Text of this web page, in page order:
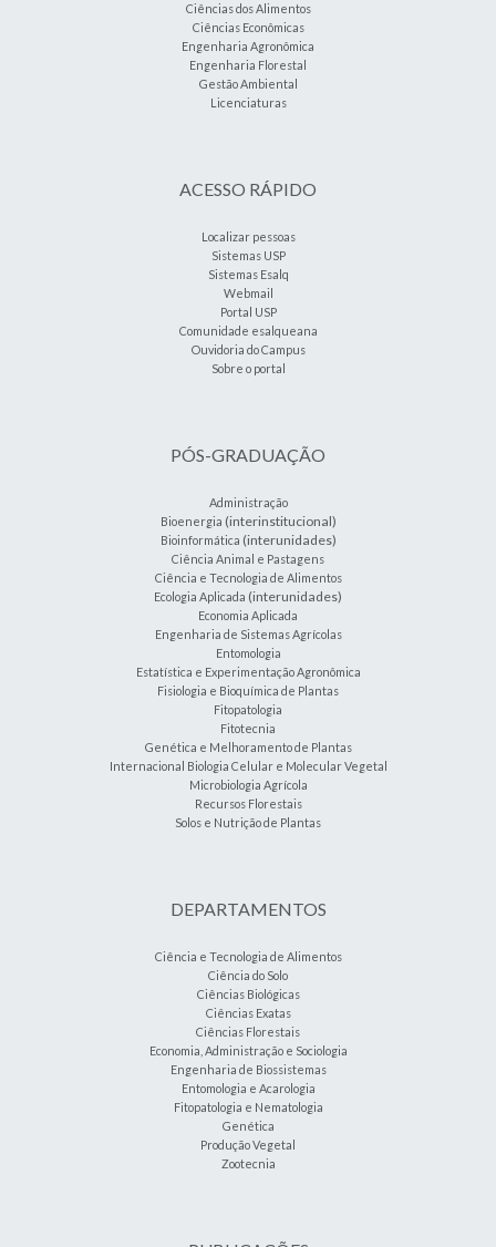
Ciências dos Alimentos
Ciências Econômicas
Engenharia Agronômica
Engenharia Florestal
Gestão Ambiental
Licenciaturas
ACESSO RÁPIDO
Localizar pessoas
Sistemas USP
Sistemas Esalq
Webmail
Portal USP
Comunidade esalqueana
Ouvidoria do Campus
Sobre o portal
PÓS-GRADUAÇÃO
Administração
Bioenergia (interinstitucional)
Bioinformática (interunidades)
Ciência Animal e Pastagens
Ciência e Tecnologia de Alimentos
Ecologia Aplicada (interunidades)
Economia Aplicada
Engenharia de Sistemas Agrícolas
Entomologia
Estatística e Experimentação Agronômica
Fisiologia e Bioquímica de Plantas
Fitopatologia
Fitotecnia
Genética e Melhoramento de Plantas
Internacional Biologia Celular e Molecular Vegetal
Microbiologia Agrícola
Recursos Florestais
Solos e Nutrição de Plantas
DEPARTAMENTOS
Ciência e Tecnologia de Alimentos
Ciência do Solo
Ciências Biológicas
Ciências Exatas
Ciências Florestais
Economia, Administração e Sociologia
Engenharia de Biossistemas
Entomologia e Acarologia
Fitopatologia e Nematologia
Genética
Produção Vegetal
Zootecnia